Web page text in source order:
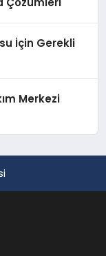
İçin Gerekli
Merkezi